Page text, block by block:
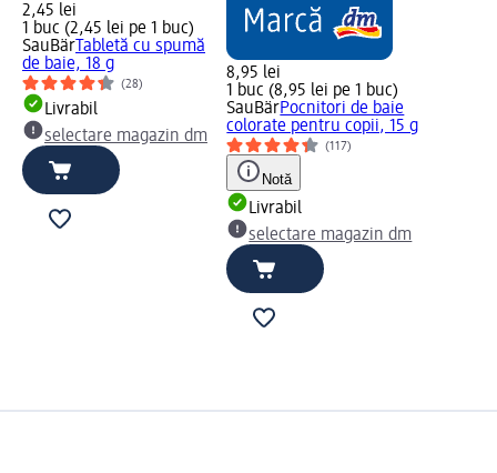
2,45 lei
1 buc (2,45 lei pe 1 buc)
SauBär Tabletă cu spumă
de baie, 18 g
(28)
Livrabil
selectare magazin dm
8,95 lei
1 buc (8,95 lei pe 1 buc)
SauBärPocnitori de baie
colorate pentru copii, 15 g
(117)
Notă
Livrabil
selectare magazin dm